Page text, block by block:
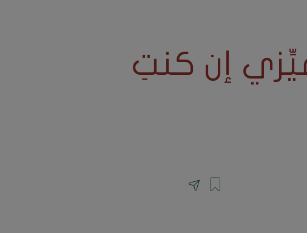
إن كنتِ